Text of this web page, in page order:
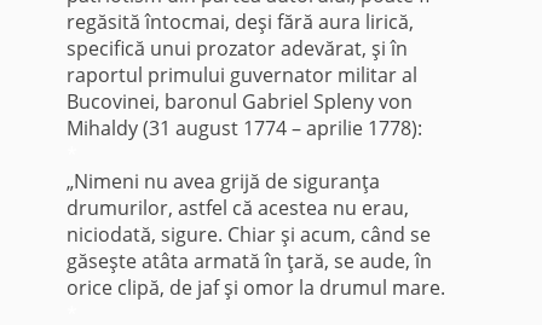
regăsită întocmai, deşi fără aura lirică,
specifică unui prozator adevărat, şi în
raportul primului guvernator militar al
Bucovinei, baronul Gabriel Spleny von
Mihaldy (31 august 1774 – aprilie 1778):
„Nimeni nu avea grijă de siguranţa
drumurilor, astfel că acestea nu erau,
niciodată, sigure. Chiar şi acum, când se
găseşte atâta armată în ţară, se aude, în
orice clipă, de jaf şi omor la drumul mare.